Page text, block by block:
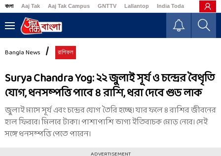
বাংলা Aaj Tak Aaj Tak Campus GNTTV Lallantop India Today Business
Bangla News রাশিফল
Surya Chandra Yog: ২২ জুলাই সূর্য ও চন্দ্রের বৈধৃতি
যোগ, ধনসম্পত্তি পাবে ৪ রাশি, ধরা দেবে গুড লাক
জুলাই মাসে সূর্য এবং চন্দ্রের যোগ তৈরি হচ্ছে। যার ফলে ৪ রাশির জীবনের
হাল ফিরবে। মিলবে টাকা। পাশাপাশি ভাগ্য ইতিবাচক মোড় নেবে। সেই
সঙ্গে ধনসম্পত্তি পেতে পারেন।
ADVERTISEMENT